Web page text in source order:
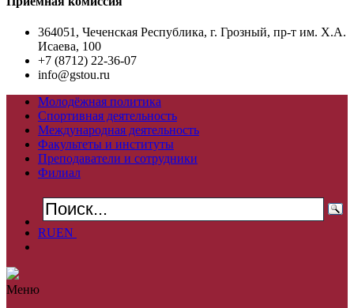
364051, Чеченская Республика, г. Грозный, пр-т им. Х.А.
Исаева, 100
+7 (8712) 22-36-07
info@gstou.ru
Молодёжная политика
Спортивная деятельность
Международная деятельность
Факультеты и институты
Преподаватели и сотрудники
Филиал
RUEN
Меню